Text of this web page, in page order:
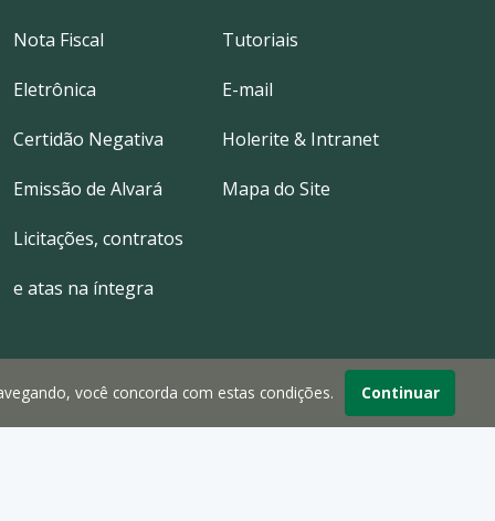
Nota Fiscal
Eletrônica
Certidão Negativa
Emissão de Alvará
Licitações, contratos
e atas na íntegra
Tutoriais
E-mail
Holerite & Intranet
Mapa do Site
você concorda com estas condições. Continuar